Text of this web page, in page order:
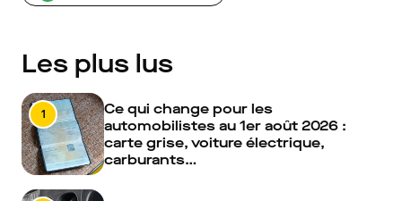
Les plus lus
1
Ce qui change pour les
automobilistes au 1er août 2026 :
carte grise, voiture électrique,
carburants…